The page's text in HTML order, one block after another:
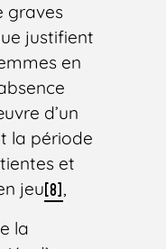
graves
justifient
en
d’un
la période
et
jeu[8],
la